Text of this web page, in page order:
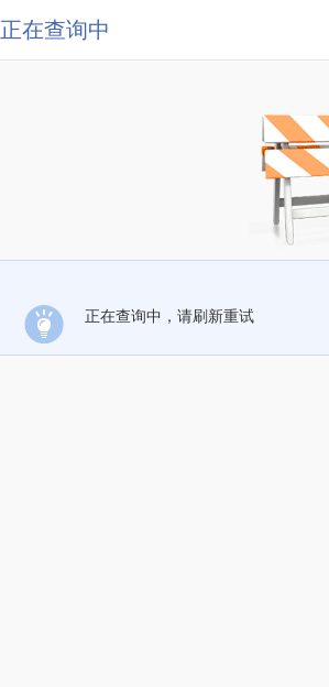
正在查询中
正在查询中，请刷新重试